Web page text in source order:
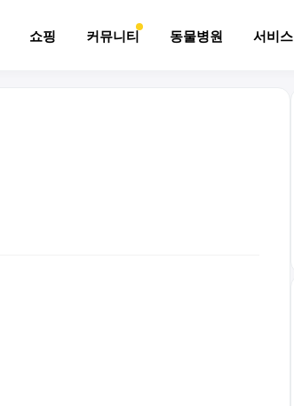
쇼핑 커뮤니티 동물병원 서비스